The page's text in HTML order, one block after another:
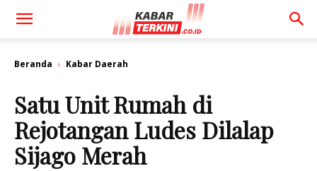
Beranda Kabar Daerah
Satu Unit Rumah di
Rejotangan Ludes Dilalap
Sijago Merah